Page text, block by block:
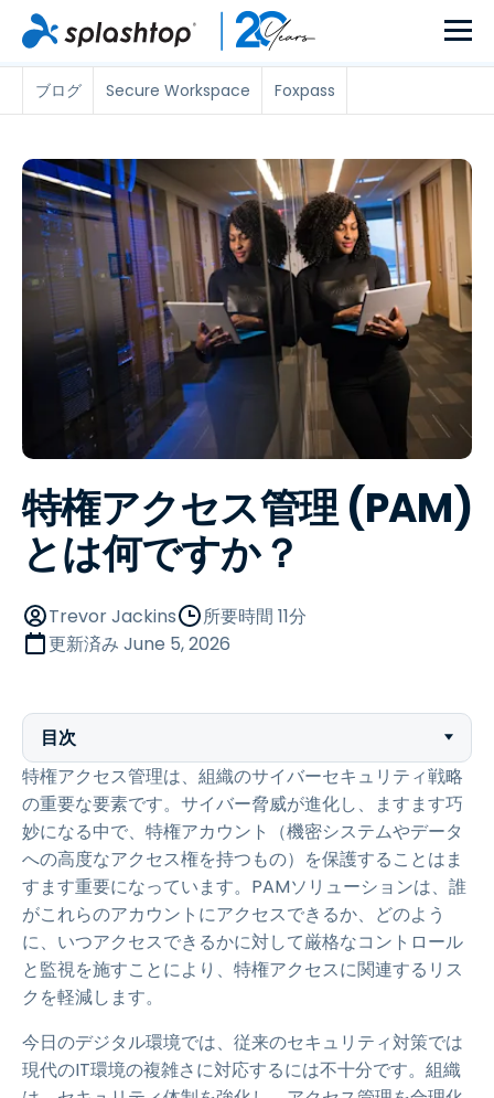
ブログ Secure Workspace Foxpass
特権アクセス管理 (PAM)
とは何ですか？
Trevor Jackins
所要時間 11分
更新済み June 5, 2026
目次
特権アクセス管理は、組織のサイバーセキュリティ戦略
の重要な要素です。サイバー脅威が進化し、ますます巧
妙になる中で、特権アカウント（機密システムやデータ
への高度なアクセス権を持つもの）を保護することはま
すます重要になっています。PAMソリューションは、誰
がこれらのアカウントにアクセスできるか、どのよう
に、いつアクセスできるかに対して厳格なコントロール
と監視を施すことにより、特権アクセスに関連するリス
クを軽減します。
今日のデジタル環境では、従来のセキュリティ対策では
現代のIT環境の複雑さに対応するには不十分です。組織